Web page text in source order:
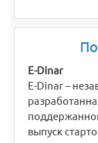
E-Dinar
E-Dinar –
выпуск